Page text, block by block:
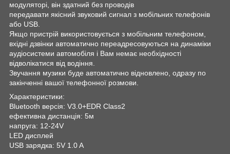
модуляторі, він здатний без проводів
передавати якісний звуковий сигнал з мобільних телефонів
або USB.
Якщо пристрій використовується з мобільним телефоном,
вхідні дзвінки автоматично переадресовуються на динаміки
аудіосистеми автомобіля і Вам немає необхідності
відволікатися від водіння.
Звучання музики буде автоматично відновлено, одразу по
закінченні вашої телефонної розмови.
Характеристики:
Bluetooth версія: V3.0+EDR Class2
ефективна дистанція: 5м
напруга: 12-24V
LED дисплей
USB зарядка: 5V 1.0 A